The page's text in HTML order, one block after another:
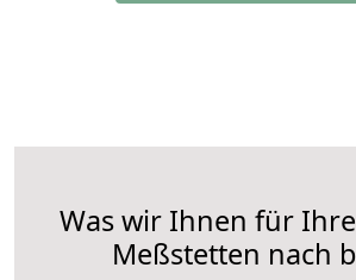
Was wir Ihnen für
Meßstetten nach